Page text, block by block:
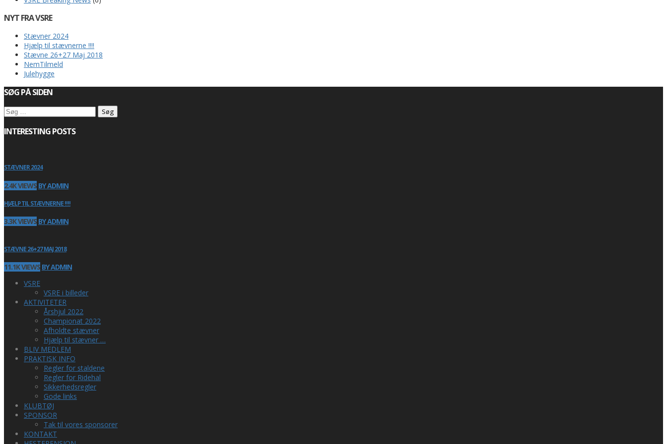
NYT FRA VSRE
Stævner 2024
Hjælp til stævnerne !!!!
Stævne 26+27 Maj 2018
NemTilmeld
Julehygge
SØG PÅ SIDEN
Søg
efter:
INTERESTING POSTS
STÆVNER 2024
2.4K VIEWS BY ADMIN
HJÆLP TIL STÆVNERNE !!!!
3.3K VIEWS BY ADMIN
STÆVNE 26+27 MAJ 2018
11.1K VIEWS BY ADMIN
VSRE
VSRE i billeder
AKTIVITETER
Årshjul 2022
Championat 2022
Afholdte stævner
Hjælp til stævner …
BLIV MEDLEM
PRAKTISK INFO
Regler for staldene
Regler for Ridehal
Sikkerhedsregler
Gode links
KLUBTØJ
SPONSOR
Tak til vores sponsorer
KONTAKT